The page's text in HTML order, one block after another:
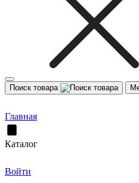
Поиск товара
Главная
Каталог
Войти